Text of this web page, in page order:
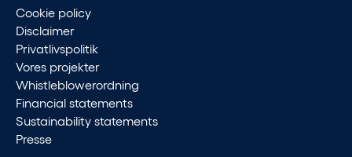
Cookie policy
Disclaimer
Privatlivspolitik
Vores projekter
Whistleblowerordning
Financial statements
Sustainability statements
Presse